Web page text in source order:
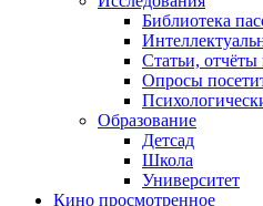
Библиотека
Статьи, отчёты
Опросы
Образование
Детсад
Школа
Университет
Кино просмотренное